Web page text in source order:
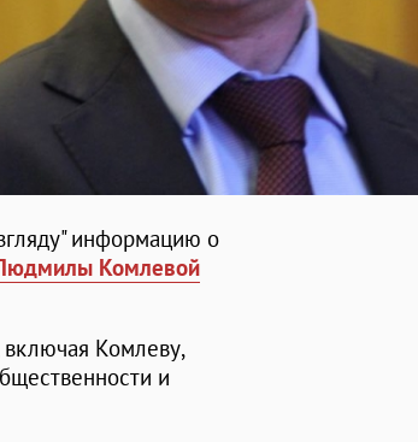
информацию о
Комлевой
Комлеву,
и